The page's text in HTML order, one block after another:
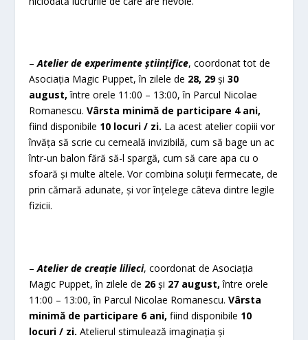
–Atelier de experimente științifice, coordonat tot de
Asociația Magic Puppet, în zilele de 28, 29și 30
august, între orele 11:00 – 13:00, în Parcul Nicolae
Romanescu.Vârsta minimă de participare 4 ani,
fiind disponibile 10 locuri / zi. La acest atelier copiii vor
învăța să scrie cu cerneală invizibilă, cum să bage un ac
într-un balon fără să-l spargă, cum să care apa cu o
sfoară și multe altele. Vor combina soluții fermecate, de
prin cămară adunate, și vor înțelege câteva dintre legile
fizicii.
–Atelier de creație lilieci, coordonat de Asociația
Magic Puppet, în zilele de 26și 27 august, între orele
11:00 – 13:00, în Parcul Nicolae Romanescu.Vârsta
minimă de participare 6 ani,fiind disponibile 10
locuri / zi. Atelierul stimulează imaginația și